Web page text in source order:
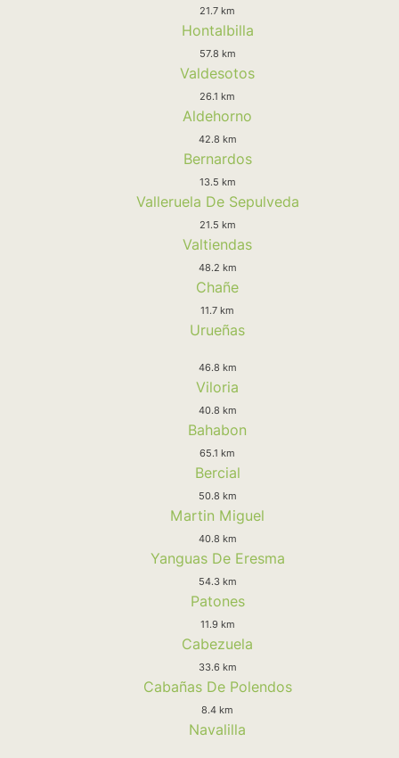
21.7 km
Hontalbilla
57.8 km
Valdesotos
26.1 km
Aldehorno
42.8 km
Bernardos
13.5 km
Valleruela De Sepulveda
21.5 km
Valtiendas
48.2 km
Chañe
11.7 km
Urueñas
46.8 km
Viloria
40.8 km
Bahabon
65.1 km
Bercial
50.8 km
Martin Miguel
40.8 km
Yanguas De Eresma
54.3 km
Patones
11.9 km
Cabezuela
33.6 km
Cabañas De Polendos
8.4 km
Navalilla